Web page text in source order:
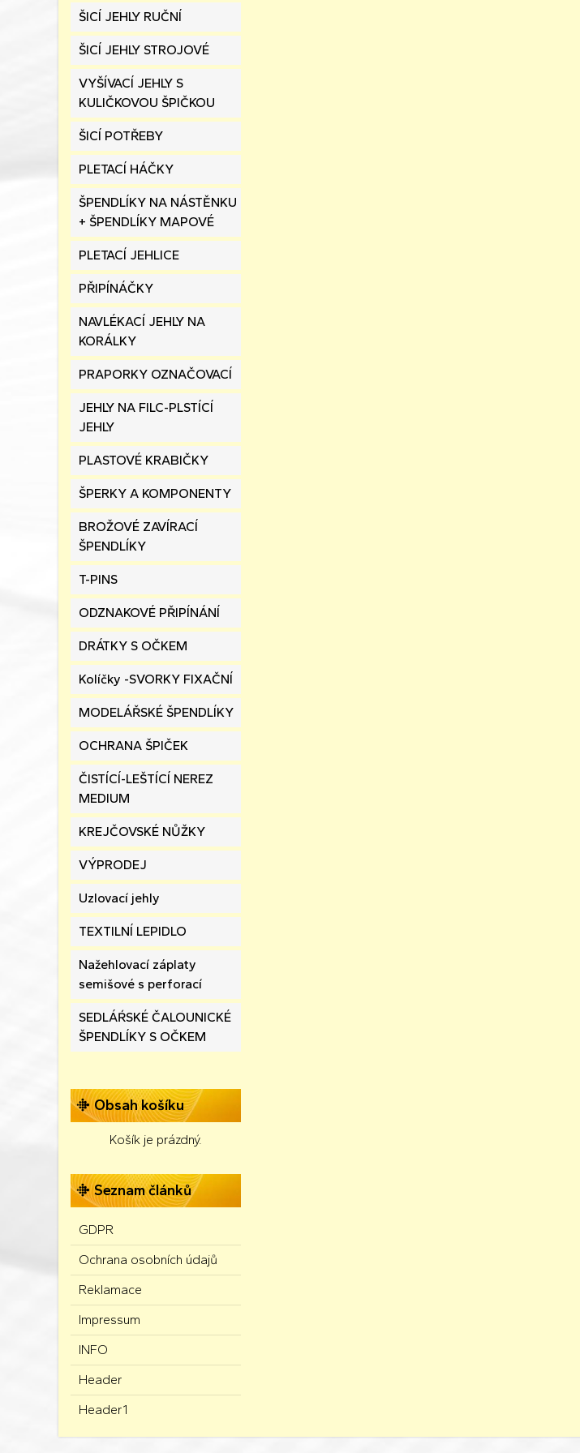
ŠICÍ JEHLY RUČNÍ
ŠICÍ JEHLY STROJOVÉ
VYŠÍVACÍ JEHLY S
KULIČKOVOU ŠPIČKOU
ŠICÍ POTŘEBY
PLETACÍ HÁČKY
ŠPENDLÍKY NA NÁSTĚNKU
+ ŠPENDLÍKY MAPOVÉ
PLETACÍ JEHLICE
PŘIPÍNÁČKY
NAVLÉKACÍ JEHLY NA
KORÁLKY
PRAPORKY OZNAČOVACÍ
JEHLY NA FILC-PLSTÍCÍ
JEHLY
PLASTOVÉ KRABIČKY
ŠPERKY A KOMPONENTY
BROŽOVÉ ZAVÍRACÍ
ŠPENDLÍKY
T-PINS
ODZNAKOVÉ PŘIPÍNÁNÍ
DRÁTKY S OČKEM
Kolíčky -SVORKY FIXAČNÍ
MODELÁŘSKÉ ŠPENDLÍKY
OCHRANA ŠPIČEK
ČISTÍCÍ-LEŠTÍCÍ NEREZ
MEDIUM
KREJČOVSKÉ NŮŽKY
VÝPRODEJ
Uzlovací jehly
TEXTILNÍ LEPIDLO
Nažehlovací záplaty
semišové s perforací
SEDLÁŔSKÉ ČALOUNICKÉ
ŠPENDLÍKY S OČKEM
Obsah košíku
Košík je prázdný.
Seznam článků
GDPR
Ochrana osobních údajů
Reklamace
Impressum
INFO
Header
Header1